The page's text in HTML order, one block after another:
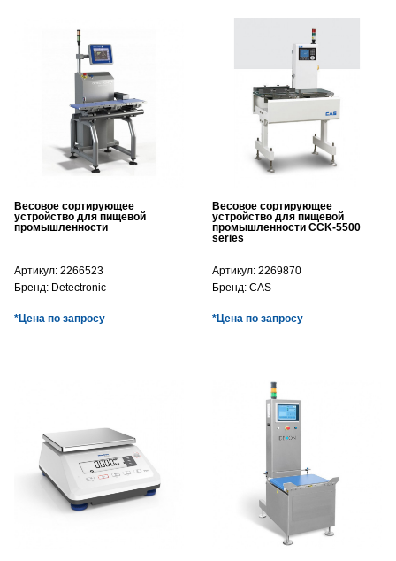
Весовое сортирующее
устройство для пищевой
промышленности
Артикул: 2266523
Бренд: Detectronic
*Цена по запросу
Весовое сортирующее
устройство для пищевой
промышленности CCK-5500
series
Артикул: 2269870
Бренд: CAS
*Цена по запросу